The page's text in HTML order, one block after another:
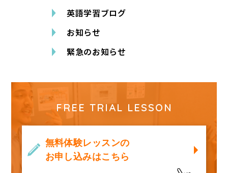
英語学習ブログ
お知らせ
緊急のお知らせ
FREE TRIAL LESSON
無料体験レッスンの
お申し込みはこちら